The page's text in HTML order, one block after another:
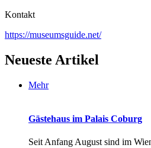
Kontakt
https://museumsguide.net/
Neueste Artikel
Mehr
Gästehaus im Palais Coburg
Seit Anfang August sind im